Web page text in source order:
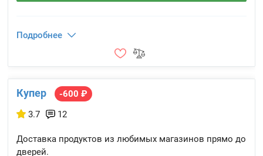
Подробнее
Купер
-600 ₽
3.7
12
Доставка продуктов из любимых магазинов прямо до
дверей.